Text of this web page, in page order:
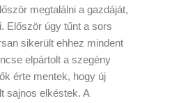
megtalálni a gazdáját,
Először úgy tűnt a sors
sikerült ehhez mindent
elpártolt a szegény
érte mentek, hogy új
sajnos elkéstek. A